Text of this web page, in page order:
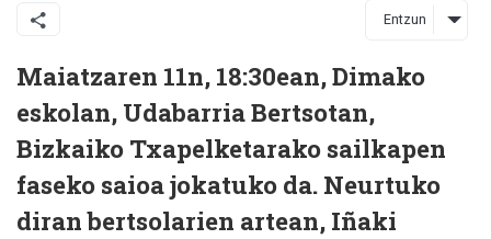
Entzun
Maiatzaren 11n, 18:30ean, Dimako
eskolan, Udabarria Bertsotan,
Bizkaiko Txapelketarako sailkapen
faseko saioa jokatuko da. Neurtuko
diran bertsolarien artean, Iñaki